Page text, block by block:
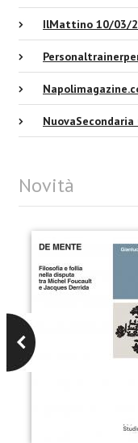
IlMattino 10/03/
Novità